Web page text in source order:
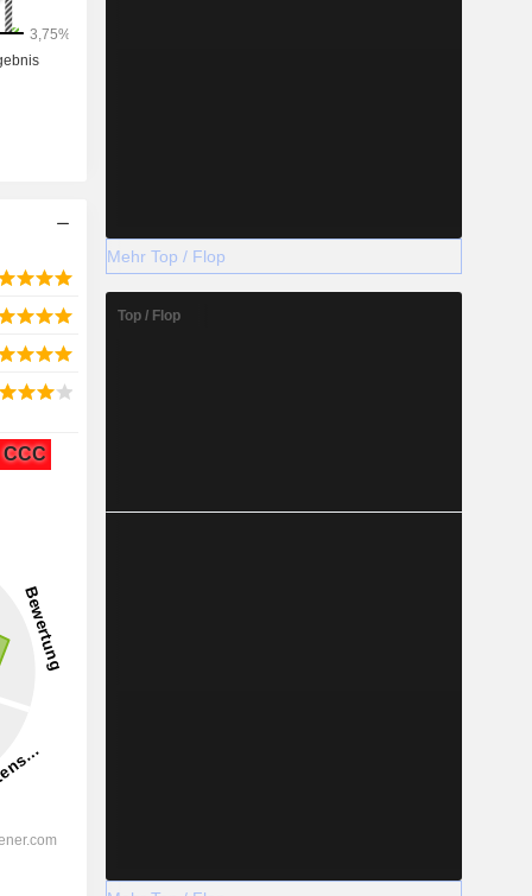
CCC
Mehr Top / Flop
Top / Flop